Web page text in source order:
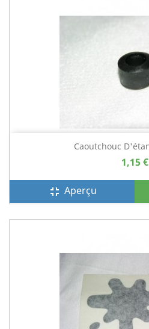
Caoutchouc
1,15 €
fullscreen_exit Aperçu